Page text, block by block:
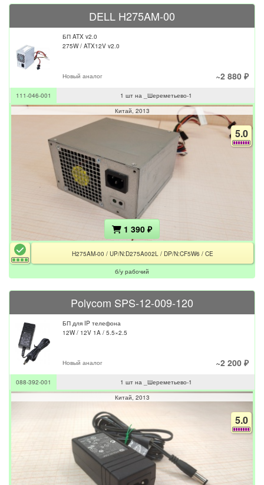
DELL H275AM-00
БП ATX v2.0
275W / ATX12V v2.0
Новый аналог ~2 880 ₽
111-046-001
1 шт на _Шереметьево-1
Китай 2013
5.0
1 390 ₽
H275AM-00 / UP/N:D275A002L / DP/N:CF5W6 / CE
б/у рабочий
Polycom SPS-12-009-120
БП для IP телефона
12W / 12V 1A / 5.5×2.5
Новый аналог ~2 200 ₽
088-392-001
1 шт на _Шереметьево-1
Китай 2013
5.0